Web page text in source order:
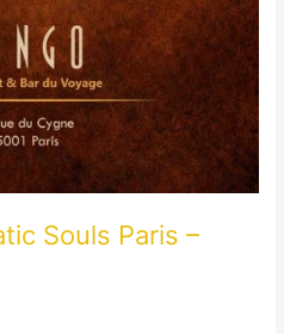
Souls Paris –